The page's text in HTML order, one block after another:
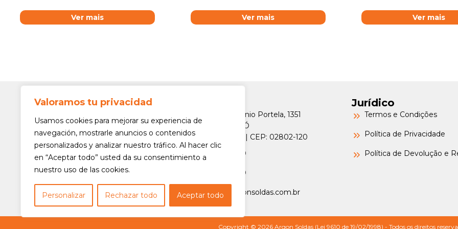
Valoramos tu privacidad
Usamos cookies para mejorar su experiencia de
navegación, mostrarle anuncios o contenidos
personalizados y analizar nuestro tráfico. Al hacer clic
en “Aceptar todo” usted da su consentimiento a
nuestro uso de las cookies.
Personalizar Rechazar todo Aceptar todo
Ver mais Ver mais Ver mais
Siga-nos!
Av. Min. Petrônio Portela, 1351
Freguesia do Ó
São Paulo/SP | CEP: 02802-120
(11) 3975-6000
(11) 3975-6000
contato@argonsoldas.com.br
Jurídico
Termos e Condições
Política de Privacidade
Política de Devolução e
Copyright © 2026 Argon Soldas (Lei 9610 de 19/02/1998) - Todos os direitos